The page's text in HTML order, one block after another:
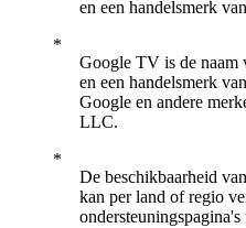
en een handelsmerk
Google TV is de naam
en een handelsmerk
Google en andere
LLC.
De beschikbaarheid
kan per land of regio